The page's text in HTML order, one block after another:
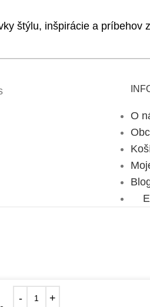
štýlu, inšpirácie a príbehov
O